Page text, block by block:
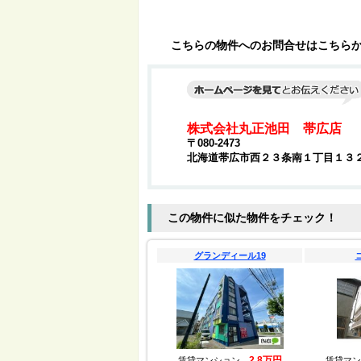
こちらの物件へのお問合せはこちら
株式会社丸正池田 帯広店
〒080-2473
北海道帯広市西２３条南１丁目１３
この物件に似た物件をチェック！
グランディール19